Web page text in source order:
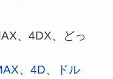
、4D、ドル